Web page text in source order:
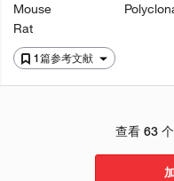
1篇参考文献
Mouse
Rat
查看 63